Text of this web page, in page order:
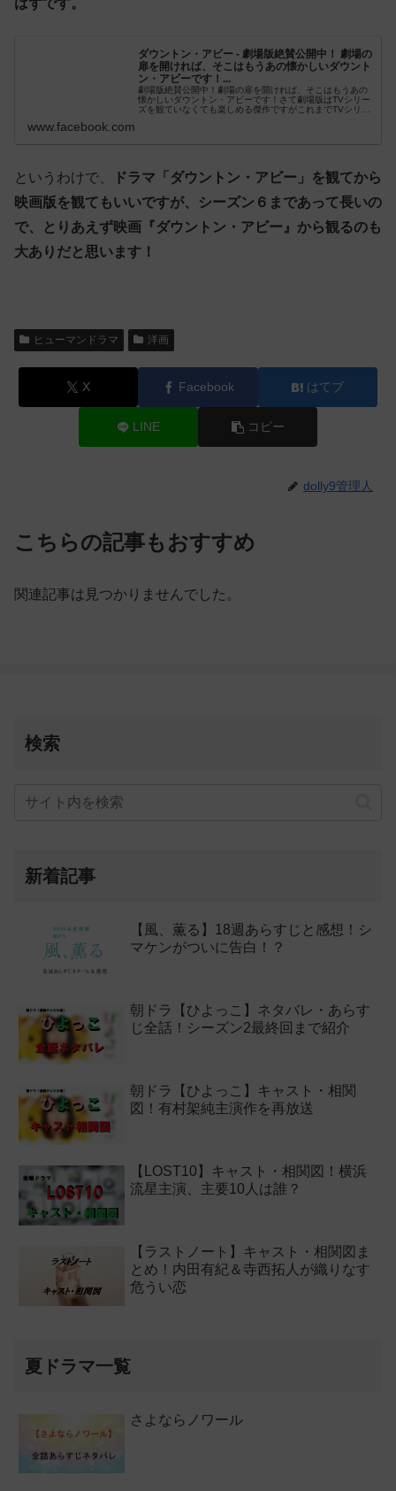
ダウントン・アビー - 劇場版絶賛公開中！ 劇場の
扉を開ければ、そこはもうあの懐かしいダウント
ン・アビーです！...
劇場版絶賛公開中！劇場の扉を開ければ、そこはもうあの
懐かしいダウントン・アビーです！さて劇場版はTVシリー
ズを観ていなくても楽しめる傑作ですがこれまでTVシリー
www.facebook.com
というわけで、
ドラマ「ダウントン・アビー」を観てから
映画版を観てもいいですが、シーズン６まであって長いの
で、とりあえず映画『ダウントン・アビー』から観るのも
大ありだと思います！
ヒューマンドラマ 洋画
X Facebook はてブ
LINE コピー
dolly9管理人
こちらの記事もおすすめ
関連記事は見つかりませんでした。
検索
新着記事
【風、薫る】18週あらすじと感想！シ
マケンがついに告白！？
朝ドラ【ひよっこ】ネタバレ・あらす
じ全話！シーズン2最終回まで紹介
朝ドラ【ひよっこ】キャスト・相関
図！有村架純主演作を再放送
【LOST10】キャスト・相関図！横浜
流星主演、主要10人は誰？
【ラストノート】キャスト・相関図ま
とめ！内田有紀＆寺西拓人が織りなす
危うい恋
夏ドラマ一覧
さよならノワール